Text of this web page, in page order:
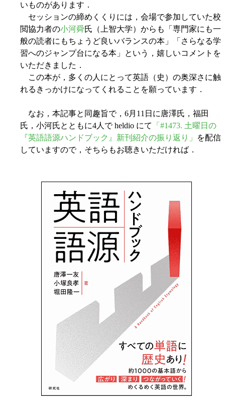
いものがあります．
セッションの締めくくりには，会場で参加していた校
閲協力者の小河舜氏（上智大学）からも「専門家にも一
般の読者にもちょうど良いバランスの本」「さらなる学
習へのジャンプ台になる本」という，嬉しいコメントを
いただきました．
この本が，多くの人にとって英語（史）の奥深さに触
れるきっかけになってくれることを願っています．
なお，本記事と同趣旨で，6月11日に唐澤氏，福田
氏，小河氏とともに4人で heldio にて
「#1473. 土曜日の
『英語語源ハンドブック』新刊紹介の振り返り」
を配信
していますので，そちらもお聴きいただければ．